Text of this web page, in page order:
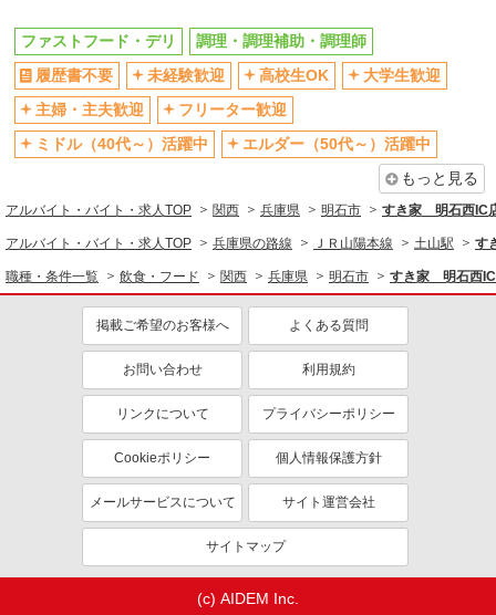
時給1180円〜 ☆22時以降は時給25％UP（深夜
割増有）
兵庫県明石市大久保町西脇５３０－１２
キープ 詳細を見る
丸亀製麺イトーヨーカドー明石店
キッチン・ホールスタッフ
兵庫県明石市二見町西二見駅前１－１８イトー
ヨーカドー明石１Ｆ
キープ 詳細を見る
同じ職種から求人を探す
飲食・フード
ファストフード・デリ
調理・調理補助・調理師
未経験歓迎
高校生OK
大学生歓迎
ミドル（40代～）活躍中
週2～3日勤務OK
短時間勤務（1日4h以内）OK
車通勤OK
まかない・食事補助
社員登用あり
ファストフード・デリ
調理・調理補助・調理師
履歴書不要
未経験歓迎 高校生OK
大学生歓迎
主婦・主夫歓迎
フリーター歓迎
ミドル（40代～）活躍中
エルダー（50代～）活躍中
もっと見る
アルバイト・バイト・求人TOP 関西 兵庫県 明石市 すき家 明石西IC
アルバイト・バイト・求人TOP 兵庫県の路線 ＪＲ山陽本線 土山駅 す
職種・条件一覧 飲食・フード 関西 兵庫県 明石市 すき家 明石西IC
掲載ご希望のお客様へ よくある質問
お問い合わせ 利用規約
リンクについて プライバシーポリシー
Cookieポリシー 個人情報保護方針
メールサービスについて サイト運営会社
サイトマップ
(c) AIDEM Inc.